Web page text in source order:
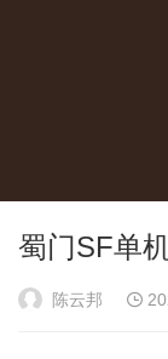
蜀门SF单
陈云邦